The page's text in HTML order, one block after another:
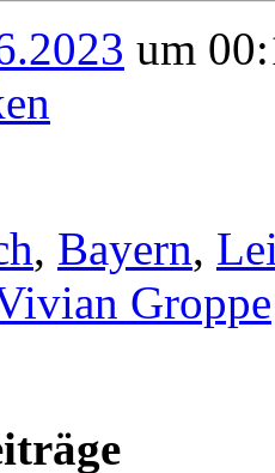
um
, Bayern,
Groppe